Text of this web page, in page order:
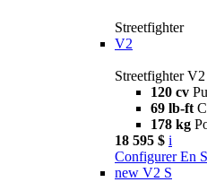
Streetfighter
V2
Streetfighter V2
120 cv
69 lb-ft
178 kg
18 595 $ i
Configurer En
new V2 S